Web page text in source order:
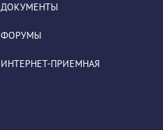
ДОКУМЕНТЫ
ФОРУМЫ
ИНТЕРНЕТ-ПРИЕМНАЯ